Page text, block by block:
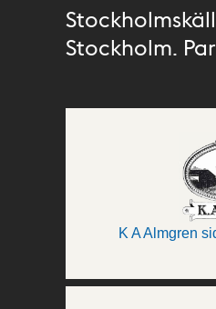
Stockholm.
K A Almgren